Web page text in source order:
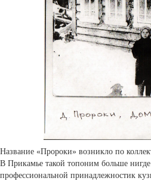
Название «Пророки» возникло по
В Прикамье такой топоним больше
профессиональной принадлежностик